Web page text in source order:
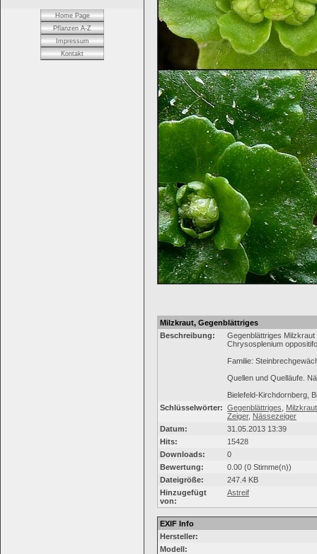
Home Page
Pflanzen A-Z
Impressum
Kontakt
Milzkraut, Gegenblättriges
Beschreibung:
Gegenblättriges Milzkraut
Chrysosplenium
Familie:
Quellen und Quelläufe.
Bielefeld-Kirchdornberg,
Schlüsselwörter: Gegenblättriges
Milzkraut
Zeiger, Nässezeiger
Datum:
31.05.2013 13:39
Hits:
15428
Downloads:
0
Bewertung:
0.00 (0 Stimme(n))
Dateigröße:
247.4 KB
Hinzugefügt
von:
Astreif
EXIF Info
Hersteller:
Modell: